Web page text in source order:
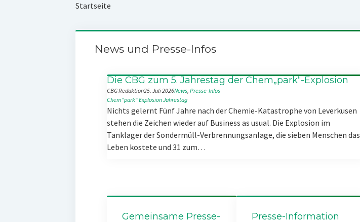
Startseite
News und Presse-Infos
Die CBG zum 5. Jahrestag der Chem„park“-Explosion
CBG Redaktion25. Juli 2026News, Presse-Infos
Chem“park“ExplosionJahrestag
Nichts gelernt Fünf Jahre nach der Chemie-Katastrophe von Leverkusen
stehen die Zeichen wieder auf Business as usual. Die Explosion im
Tanklager der Sondermüll-Verbrennungsanlage, die sieben Menschen das
Leben kostete und 31 zum…
Gemeinsame Presse-
Presse-Information